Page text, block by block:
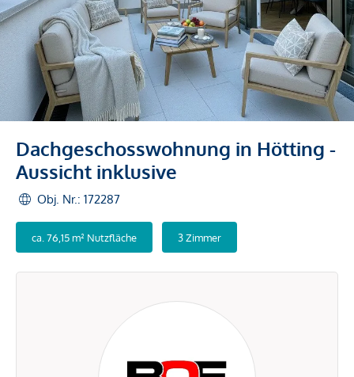
Dachgeschosswohnung in Hötting -
Aussicht inklusive
Obj. Nr.: 172287
ca. 76,15 m² Nutzfläche 3 Zimmer